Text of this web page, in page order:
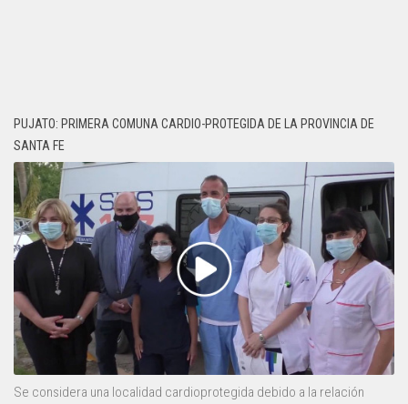
PUJATO: PRIMERA COMUNA CARDIO-PROTEGIDA DE LA PROVINCIA DE
SANTA FE
Se considera una localidad cardioprotegida debido a la relación